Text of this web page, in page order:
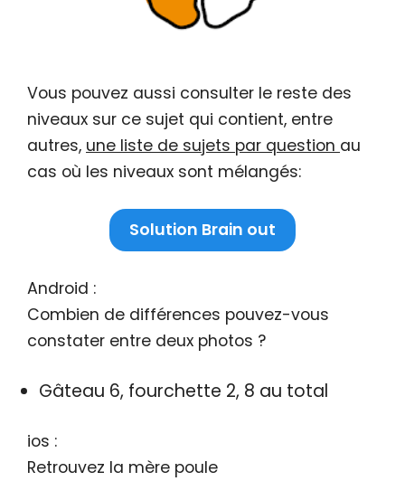
Vous pouvez aussi consulter le reste des
niveaux sur ce sujet qui contient, entre
autres, une liste de sujets par question au
cas où les niveaux sont mélangés:
Solution Brain out
Android :
Combien de différences pouvez-vous
constater entre deux photos ?
Gâteau 6, fourchette 2, 8 au total
ios :
Retrouvez la mère poule